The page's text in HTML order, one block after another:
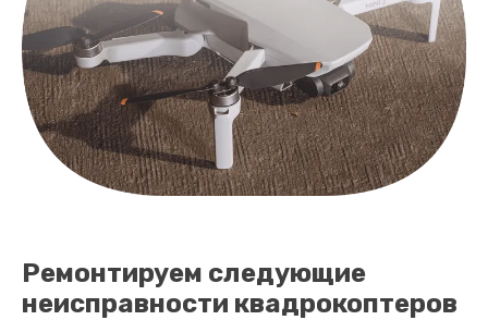
Ремонтируем следующие
неисправности квадрокоптеров